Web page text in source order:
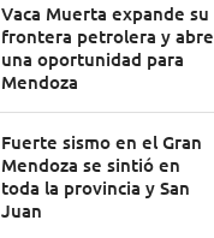
Vaca Muerta expande su
frontera petrolera y abre
una oportunidad para
Mendoza
Fuerte sismo en el Gran
Mendoza se sintió en
toda la provincia y San
Juan